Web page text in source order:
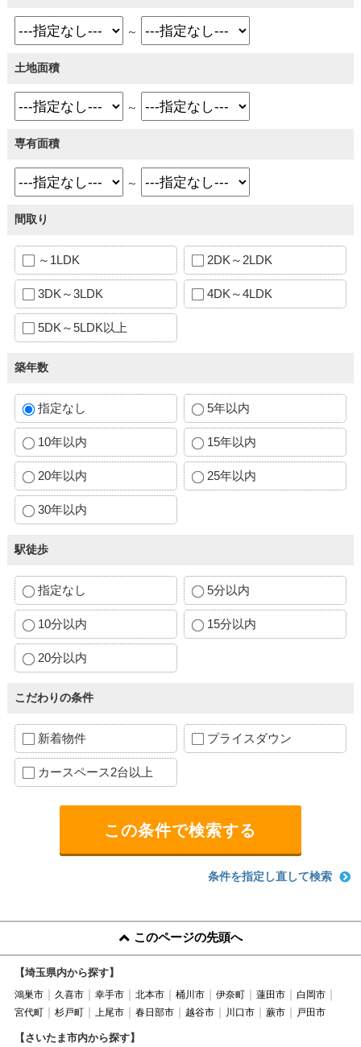
～
土地面積
～
専有面積
～
間取り
～1LDK 2DK～2LDK
3DK～3LDK 4DK～4LDK
5DK～5LDK以上
築年数
指定なし 5年以内
10年以内 15年以内
20年以内 25年以内
30年以内
駅徒歩
指定なし 5分以内
10分以内 15分以内
20分以内
こだわりの条件
新着物件 プライスダウン
カースペース2台以上
条件を指定し直して検索
このページの先頭へ
【埼玉県内から探す】
鴻巣市 久喜市 幸手市 北本市 桶川市 伊奈町 蓮田市
白岡市
宮代町
杉戸町 上尾市 春日部市 越谷市 川口市 蕨市 戸田市
【さいたま市内から探す】